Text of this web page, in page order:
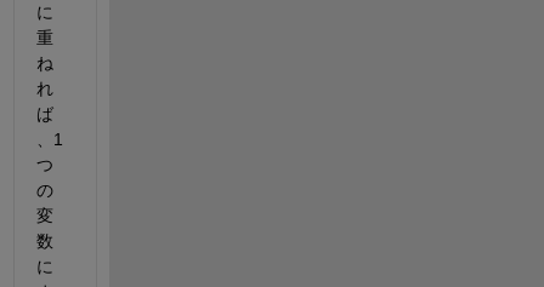
に
重
ね
れ
ば
、1
つ
の
変
数
に